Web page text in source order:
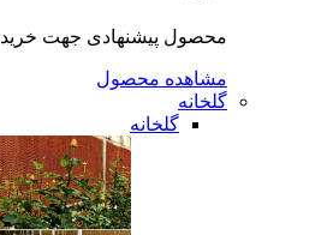
محصول پیشنهادی جهت خرید
مشاهده محصول
گلخانه
گلخانه